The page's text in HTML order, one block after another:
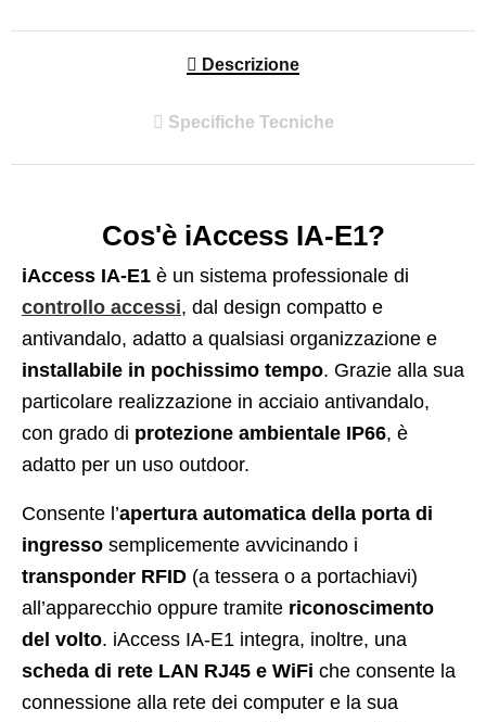
Descrizione
Specifiche Tecniche
Cos'è iAccess IA-E1?
iAccess IA-E1 è un sistema professionale di
controllo accessi, dal design compatto e
antivandalo, adatto a qualsiasi organizzazione e
installabile in pochissimo tempo. Grazie alla sua
particolare realizzazione in acciaio antivandalo,
con grado di protezione ambientale IP66, è
adatto per un uso outdoor.
Consente l’apertura automatica della porta di
ingresso semplicemente avvicinando i
transponder RFID (a tessera o a portachiavi)
all’apparecchio oppure tramite riconoscimento
del volto. iAccess IA-E1 integra, inoltre, una
scheda di rete LAN RJ45 e WiFi che consente la
connessione alla rete dei computer e la sua